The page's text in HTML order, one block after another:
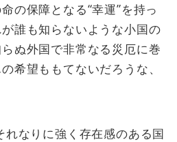
の保障となる“幸運”を持っ
誰も知らないような小国の
ぬ外国で非常なる災厄に巻
希望ももてないだろうな、
なりに強く存在感のある国